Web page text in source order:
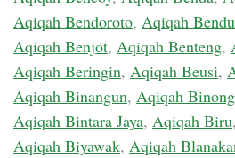
Aqiqah Bendoroto, Aqiqah
Aqiqah Benjot, Aqiqah Benteng,
Aqiqah Beringin, Aqiqah Beusi,
Aqiqah Binangun, Aqiqah Binong
Aqiqah Bintara Jaya, Aqiqah Biru,
Aqiqah Biyawak, Aqiqah